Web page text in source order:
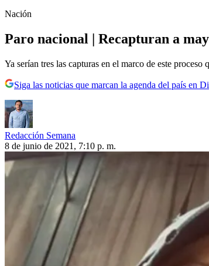
Nación
Paro nacional | Recapturan a
Ya serían tres las capturas en el marco de este
Siga las noticias que marcan la agenda del país en
Redacción Semana
8 de junio de 2021, 7:10 p. m.